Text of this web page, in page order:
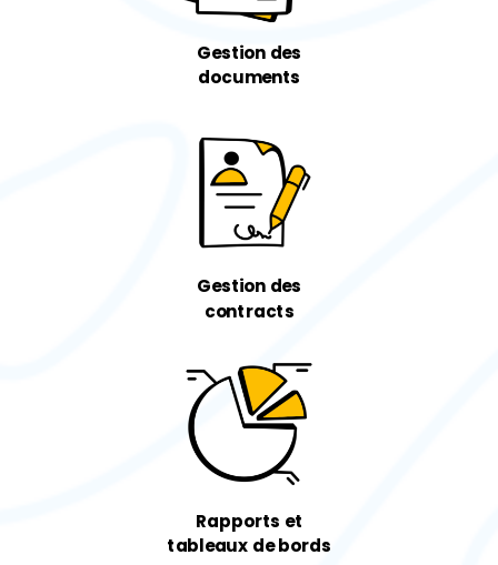
Gestion des
documents
Gestion des
contracts
Rapports et
tableaux de bords